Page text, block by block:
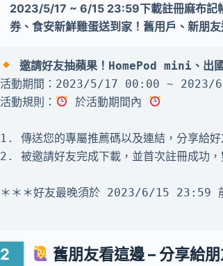
2023/5/17 ~ 6/15 23:59下載註冊麻布記
券、食安新鮮雞蛋送到家！舊用戶、新朋
邀請好友抽蘋果！HomePod mini、出
活動期間：2023/5/17 00:00 ~ 2023/
活動規則：
於活動期間內
1. 傳送您的專屬推薦碼以及連結，分享給
2. 被邀請好友完成下載，並首次註冊成功
＊＊＊好友最晚須於 2023/6/15 23:59 前
舊朋友看這邊 – 分享給